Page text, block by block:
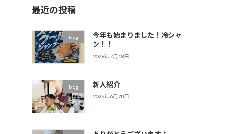
最近の投稿
blog
今年も始まりました！冷シャ
ン！！
2026年7月18日
blog 新人紹介
2026年6月28日